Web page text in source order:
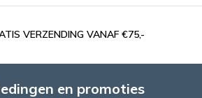
VERZENDING VANAF €75,-
en promoties